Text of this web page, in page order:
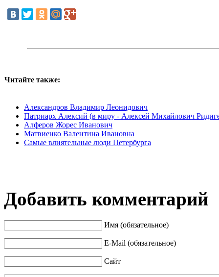
Читайте также:
Александров Владимир Леонидович
Патриарх Алексий (в миру - Алексей Михайлович
Алферов Жорес Иванович
Матвиенко Валентина Ивановна
Самые влиятельные люди Петербурга
Добавить комментарий
Имя (обязательное)
E-Mail (обязательное)
Сайт